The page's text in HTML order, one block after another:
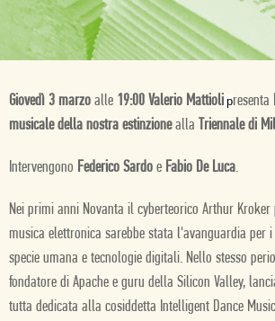
Giovedì 3 marzo alle 19:00 Valerio Mattioli presenta
musicale della nostra estinzionealla Triennale di
Intervengono Federico Sardo e Fabio De Luca.
Nei primi anni Novanta il cyberteorico Arthur
musica elettronica sarebbe stata l'avanguardia per
specie umana e tecnologie digitali. Nello stesso
fondatore di Apache e guru della Silicon Valley,
tutta dedicata alla cosiddetta Intelligent Dance